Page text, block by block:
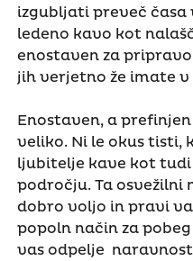
izgubljati preveč časa
ledeno kavo kot
enostaven za
jih verjetno že imate
Enostaven, a
veliko. Ni le okus tisti,
ljubitelje kave kot
področju. Ta osvežilni
dobro voljo in pravi
popoln način za
vas odpelje